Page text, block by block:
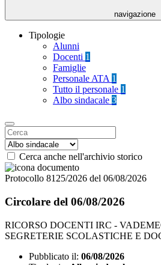
navigazione
Tipologie
Alunni
Docenti 1
Famiglie
Personale ATA 1
Tutto il personale 1
Albo sindacale 3
Cerca anche nell'archivio storico
Protocollo 8125/2026 del 06/08/2026
Circolare del 06/08/2026
RICORSO DOCENTI IRC -
SEGRETERIE SCOLASTICHE E
Pubblicato il: 06/08/2026